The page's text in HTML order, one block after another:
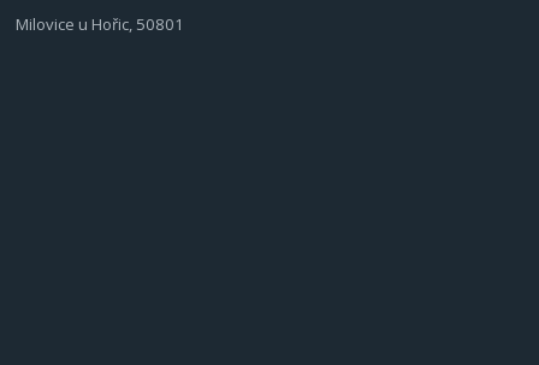
Milovice u Hořic, 50801